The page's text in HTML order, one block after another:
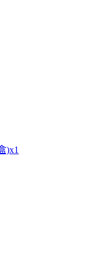
)x1